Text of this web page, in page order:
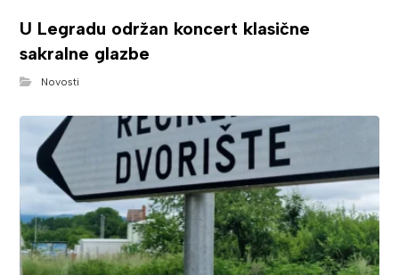
U Legradu održan koncert klasične
sakralne glazbe
Novosti